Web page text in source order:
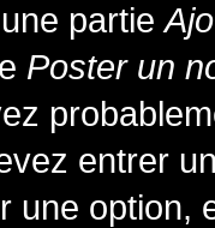
partie
Poster un
entrer
une option,